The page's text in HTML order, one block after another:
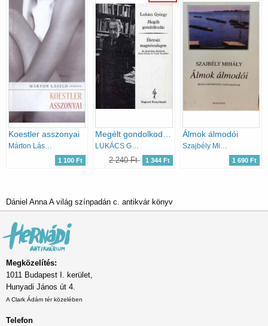
Koestler asszonyai
1 100 Ft 2 240 Ft 1 344 Ft
Álmok álmodói
1 690 Ft
Dániel Anna A világ színpadán c. antikvár könyv
Megközelítés:
1011 Budapest I. kerület,
Hunyadi János út 4.
A Clark Ádám tér közelében
Telefon